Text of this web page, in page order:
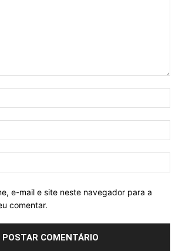
e-mail e site neste navegador para a
comentar.